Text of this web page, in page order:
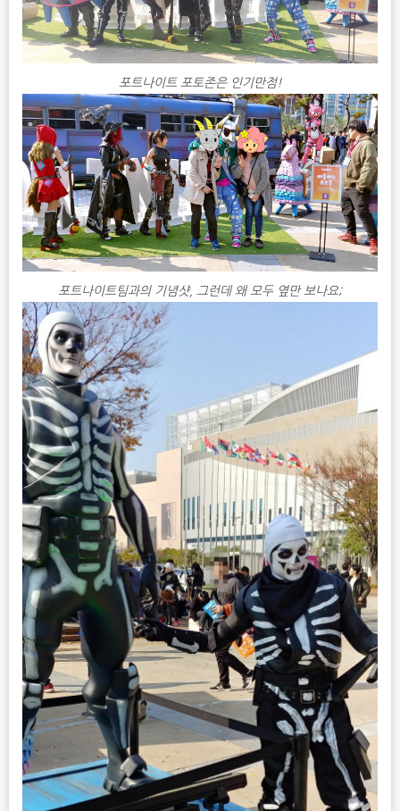
포트나이트 포토존은 인기만점!
포트나이트팀과의 기념샷, 그런데 왜 모두 옆만 보나요;